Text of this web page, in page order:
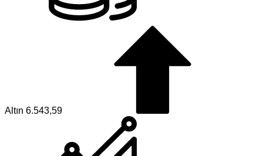
Altın 6.543,59